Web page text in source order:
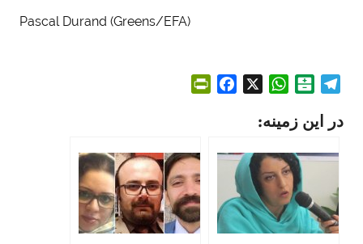
Pascal Durand (Greens/EFA)
l
g
a
m
t
a
r
i
n
W
a
s
A
p
p
t
F
r
i
e
در این زمینه: